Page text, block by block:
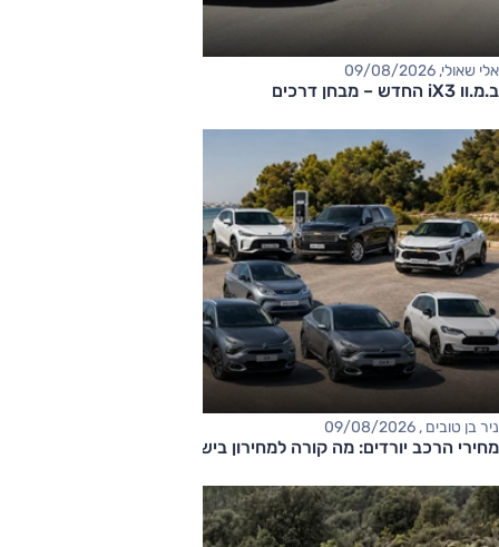
אלי שאולי, 09/08/2026
ב.מ.וו iX3 החדש – מבחן דרכים
ניר בן טובים , 09/08/2026
מחירי הרכב יורדים: מה קורה למחירון בישראל?